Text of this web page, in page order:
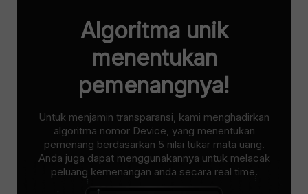
Algoritma unik
menentukan
pemenangnya!
Untuk menjamin transparansi, kami menghadirkan
algoritma nomor Device, yang menentukan
pemenang berdasarkan 5 nilai tukar mata uang.
Anda juga dapat menggunakannya untuk melacak
peluang kemenangan anda secara real time.